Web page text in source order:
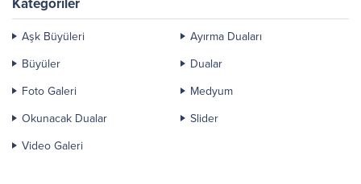
Aşk Büyüleri
Ayırma Duaları
Büyüler
Dualar
Foto Galeri
Medyum
Okunacak Dualar
Slider
Video Galeri